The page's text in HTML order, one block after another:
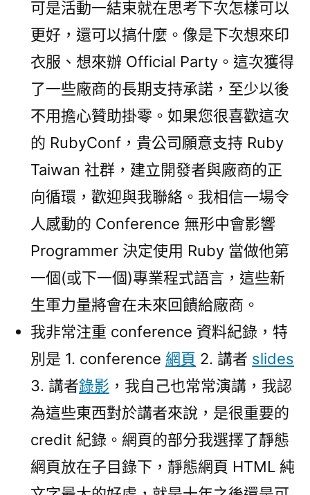
可是活動一結束就在思考下次怎樣可以
更好，還可以搞什麼。像是下次想來印
衣服、想來辦 Official Party。這次獲得
了一些廠商的長期支持承諾，至少以後
不用擔心贊助掛零。如果您很喜歡這次
的 RubyConf，貴公司願意支持 Ruby
Taiwan 社群，建立開發者與廠商的正
向循環，歡迎與我聯絡。我相信一場令
人感動的 Conference 無形中會影響
Programmer 決定使用 Ruby 當做他第
一個(或下一個)專業程式語言，這些新
生軍力量將會在未來回饋給廠商。
我非常注重 conference 資料紀錄，特
別是 1. conference 網頁 2. 講者 slides
3. 講者錄影 ，我自己也常常演講，我認
為這些東西對於講者來說，是很重要的
credit 紀錄。網頁的部分我選擇了靜態
網頁放在子目錄下，靜態網頁 HTML 純